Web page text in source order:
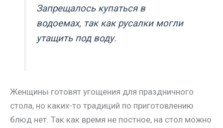
Запрещалось купаться в
водоемах, так как русалки могли
утащить под воду.
Женщины готовят угощения для праздничного
стола, но каких-то традиций по приготовлению
блюд нет. Так как время не постное, на стол можно